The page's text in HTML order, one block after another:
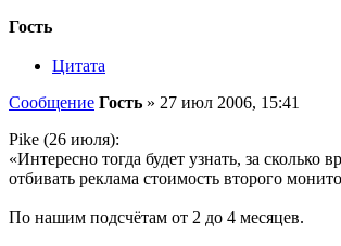
Гость
Цитата
Сообщение Гость » 27 июл 2006, 15:41
Pike (26 июля):
«Интересно тогда будет узнать, за сколько
отбивать реклама стоимость второго
По нашим подсчётам от 2 до 4 месяцев.